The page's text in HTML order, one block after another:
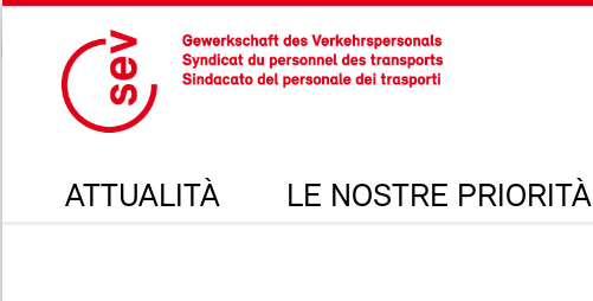
ATTUALITÀ LE NOSTRE PRIORITÀ